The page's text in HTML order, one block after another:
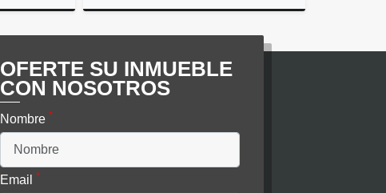
Venta Arriendos
$1.350.000
OFERTE SU INMUEBLE
CON NOSOTROS
Nombre *
Email *